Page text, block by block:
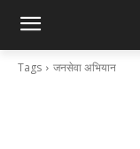
Tags जनसेवा अभियान